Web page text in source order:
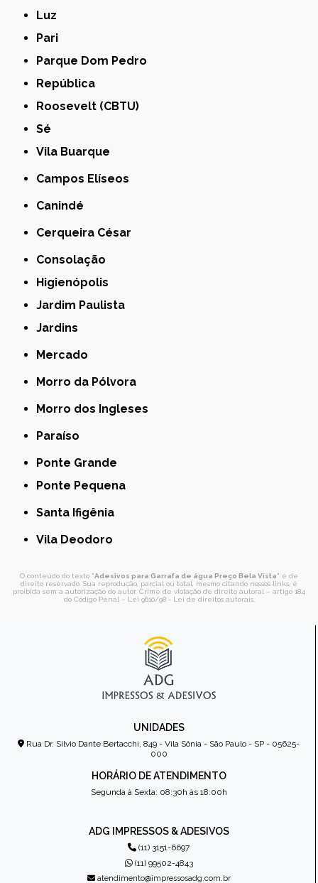
Luz
Pari
Parque Dom Pedro
República
Roosevelt (CBTU)
Sé
Vila Buarque
Campos Elíseos
Canindé
Cerqueira César
Consolação
Higienópolis
Jardim Paulista
Jardins
Mercado
Morro da Pólvora
Morro dos Ingleses
Paraíso
Ponte Grande
Ponte Pequena
Santa Ifigênia
Vila Deodoro
O conteúdo do texto "Adesivos para Garrafa de água Preço Bela Vista" é de
direito reservado. Sua reprodução, parcial ou total, mesmo citando nossos links, é
proibida sem a autorização do autor. Crime de violação de direito autoral – artigo 184
do Código Penal – Lei 9610/98 - Lei de direitos autorais.
UNIDADES
Rua Dr. Sílvio Dante Bertacchi, 849 - Vila Sônia - São Paulo - SP - 05625-
000
HORÁRIO DE ATENDIMENTO
Segunda à Sexta: 08:30h às 18:00h
ADG IMPRESSOS & ADESIVOS
(11) 3151-6697
(11) 99502-4843
atendimento@impressosadg.com.br